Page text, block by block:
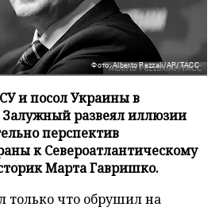
Фото: Alberto Pezzali/AP/ТАСС
и посол Украины в
развеял иллюзии
перспектив
к Североатлантическому
Марта Гавришко.
только что обрушил на